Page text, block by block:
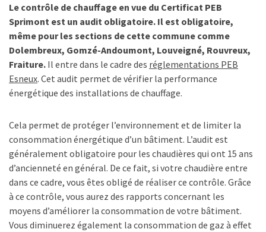
Le contrôle de chauffage en vue du Certificat PEB
Sprimont est un audit obligatoire. Il est obligatoire,
même pour les sections de cette commune comme
Dolembreux, Gomzé-Andoumont, Louveigné, Rouvreux,
Fraiture. Il entre dans le cadre des réglementations PEB
Esneux. Cet audit permet de vérifier la performance
énergétique des installations de chauffage.
Cela permet de protéger l’environnement et de limiter la
consommation énergétique d’un bâtiment. L’audit est
généralement obligatoire pour les chaudières qui ont 15 ans
d’ancienneté en général. De ce fait, si votre chaudière entre
dans ce cadre, vous êtes obligé de réaliser ce contrôle. Grâce
à ce contrôle, vous aurez des rapports concernant les
moyens d’améliorer la consommation de votre bâtiment.
Vous diminuerez également la consommation de gaz à effet